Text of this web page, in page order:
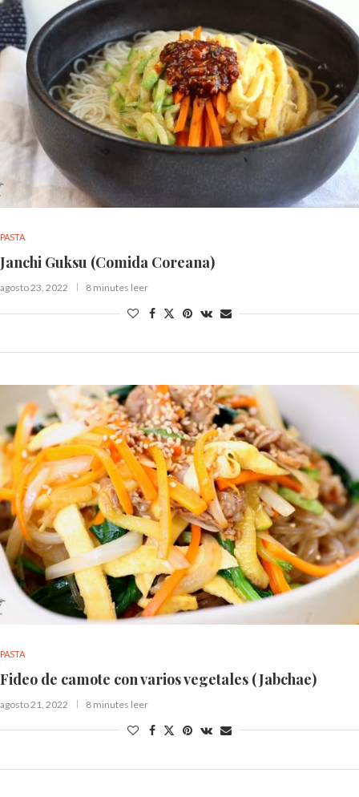
PASTA
Janchi Guksu (Comida Coreana)
agosto 23, 2022 8 minutes leer
PASTA
Fideo de camote con varios vegetales (Jabchae)
agosto 21, 2022 8 minutes leer